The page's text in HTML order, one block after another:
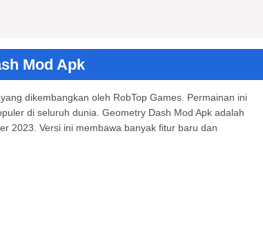
Full version) Versi Terbaru
Mod Apk
dikembangkan oleh RobTop Games. Permainan ini
di seluruh dunia. Geometry Dash Mod Apk adalah
2023. Versi ini membawa banyak fitur baru dan